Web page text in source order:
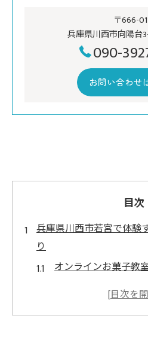
〒666-
兵庫県川西市向陽台
090-
お問い合わせ
目次
兵庫県川西市若宮で体験
り
オンラインお菓子教
地域特産を活かした